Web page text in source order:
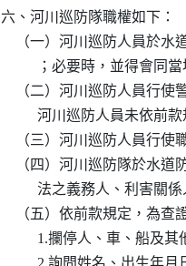
六、河川巡防隊職權如下：
（一）河川巡防人員於
；必要時，並得會同
（二）河川巡防人員行
河川巡防人員未依
（三）河川巡防人員行
（四）河川巡防隊於水
法之義務人、利害關
（五）依前款規定，為查
1.攔停人、車、船及